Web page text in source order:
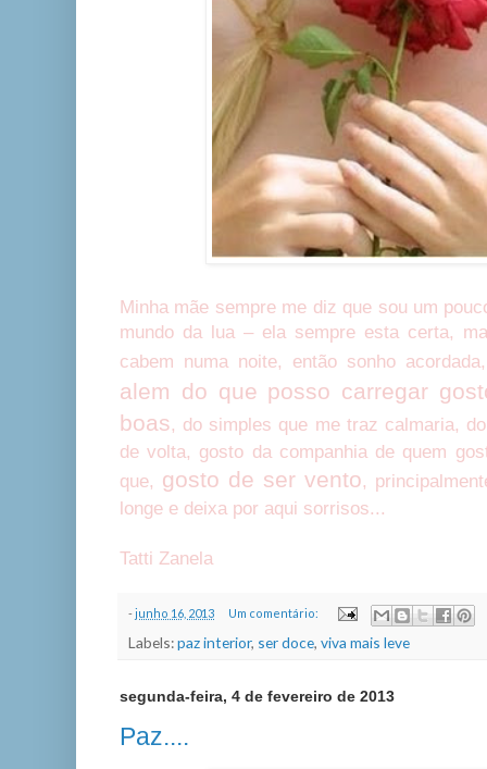
Minha mãe sempre me diz que sou um
mundo da lua – ela sempre esta certa,
cabem numa noite, então sonho
alem do que posso carregar
boas, do simples que me traz calmaria,
de volta, gosto da companhia de quem
que, gosto de ser vento,
longe e deixa por aqui sorrisos...
Tatti Zanela
-junho 16, 2013 Um comentário:
Labels:paz interior, ser doce, viva mais leve
segunda-feira, 4 de fevereiro de 2013
Paz....